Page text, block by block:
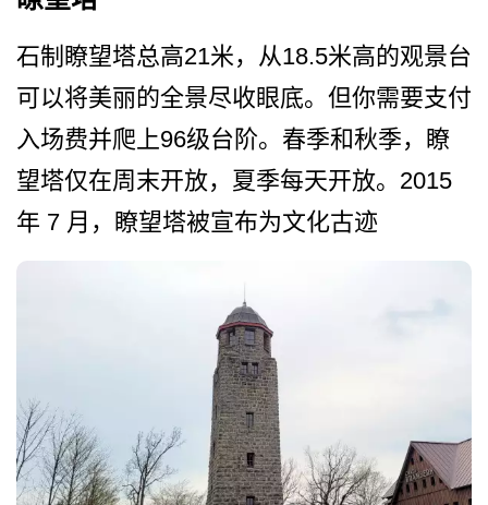
石制瞭望塔总高21米，从1­8.5米高的观景台
可以将美­丽的全景尽收眼底。但你需要支付
入场费并爬上96级­台阶。春季和秋季，瞭
望塔仅在周末开放，夏季每天开­放。2015
年 7 月，瞭望塔被宣布为文化古迹